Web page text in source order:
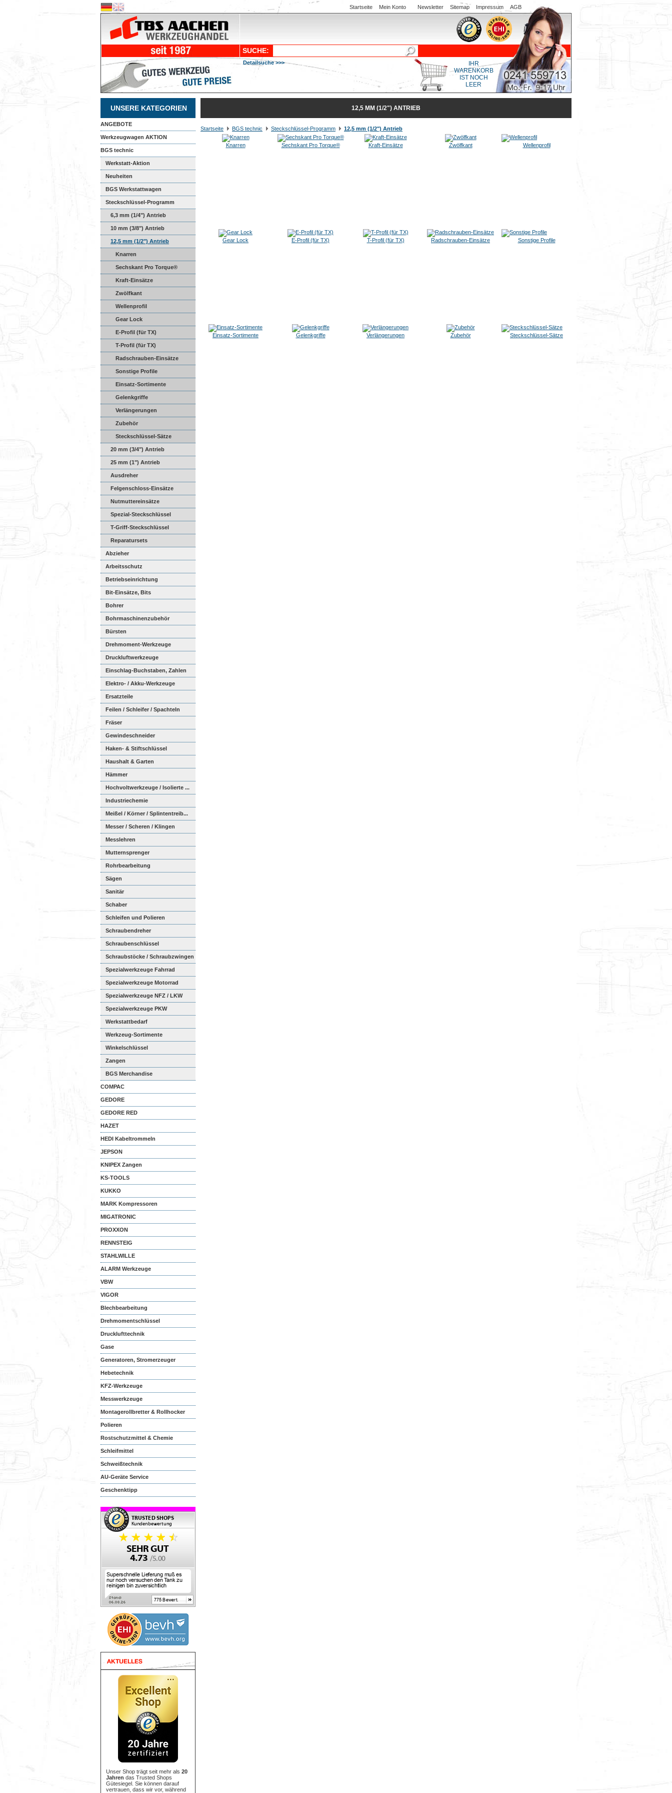
Startseite Mein Konto Newsletter Sitemap Impressum AGB
SUCHE:
Detailsuche >>>
IHR
WARENKORB
IST NOCH
LEER
UNSERE KATEGORIEN
ANGEBOTE
Werkzeugwagen AKTION
BGS technic
Werkstatt-Aktion
Neuheiten
BGS Werkstattwagen
Steckschlüssel-Programm
6,3 mm (1/4") Antrieb
10 mm (3/8") Antrieb
12,5 mm (1/2") Antrieb
Knarren
Sechskant Pro Torque®
Kraft-Einsätze
Zwölfkant
Wellenprofil
Gear Lock
E-Profil (für TX)
T-Profil (für TX)
Radschrauben-Einsätze
Sonstige Profile
Einsatz-Sortimente
Gelenkgriffe
Verlängerungen
Zubehör
Steckschlüssel-Sätze
20 mm (3/4") Antrieb
25 mm (1") Antrieb
Ausdreher
Felgenschloss-Einsätze
Nutmuttereinsätze
Spezial-Steckschlüssel
T-Griff-Steckschlüssel
Reparatursets
Abzieher
Arbeitsschutz
Betriebseinrichtung
Bit-Einsätze, Bits
Bohrer
Bohrmaschinenzubehör
Bürsten
Drehmoment-Werkzeuge
Druckluftwerkzeuge
Einschlag-Buchstaben, Zahlen
Elektro- / Akku-Werkzeuge
Ersatzteile
Feilen / Schleifer / Spachteln
Fräser
Gewindeschneider
Haken- & Stiftschlüssel
Haushalt & Garten
Hämmer
Hochvoltwerkzeuge / Isolierte ...
Industriechemie
Meißel / Körner / Splintentreib...
Messer / Scheren / Klingen
Messlehren
Mutternsprenger
Rohrbearbeitung
Sägen
Sanitär
Schaber
Schleifen und Polieren
Schraubendreher
Schraubenschlüssel
Schraubstöcke / Schraubzwingen
Spezialwerkzeuge Fahrrad
Spezialwerkzeuge Motorrad
Spezialwerkzeuge NFZ / LKW
Spezialwerkzeuge PKW
Werkstattbedarf
Werkzeug-Sortimente
Winkelschlüssel
Zangen
BGS Merchandise
COMPAC
GEDORE
GEDORE RED
HAZET
HEDI Kabeltrommeln
JEPSON
KNIPEX Zangen
KS-TOOLS
KUKKO
MARK Kompressoren
MIGATRONIC
PROXXON
RENNSTEIG
STAHLWILLE
ALARM Werkzeuge
VBW
VIGOR
Blechbearbeitung
Drehmomentschlüssel
Drucklufttechnik
Gase
Generatoren, Stromerzeuger
Hebetechnik
KFZ-Werkzeuge
Messwerkzeuge
Montagerollbretter & Rollhocker
Polieren
Rostschutzmittel & Chemie
Schleifmittel
Schweißtechnik
AU-Geräte Service
Geschenktipp
Unser Shop trägt seit mehr als 20
Jahren das Trusted Shops
Gütesiegel. Sie können darauf
vertrauen, dass wir vor, während
12,5 MM (1/2") ANTRIEB
Startseite BGS technic Steckschlüssel-Programm 12,5 mm (1/2") Antrieb
Knarren Sechskant Pro Torque® Kraft-Einsätze Zwölfkant Wellenprofil
Gear Lock E-Profil (für TX) T-Profil (für TX) Radschrauben-Einsätze Sonstige Profile
Einsatz-Sortimente Gelenkgriffe Verlängerungen Zubehör Steckschlüssel-Sätze